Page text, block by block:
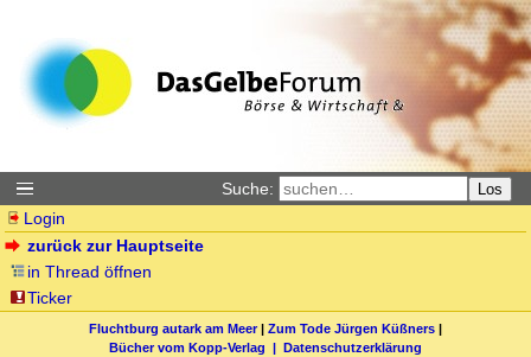
Suche: Los
Login
zurück zur Hauptseite
in Thread öffnen
Ticker
Fluchtburg autark am Meer| Zum Tode Jürgen Küßners |
Bücher vom Kopp-Verlag | Datenschutzerklärung